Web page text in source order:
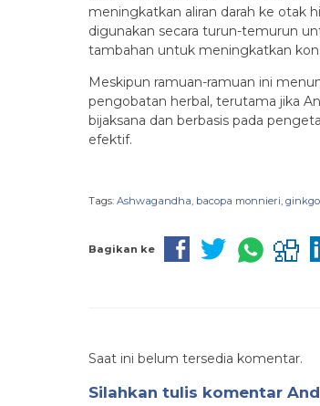
meningkatkan aliran darah ke otak
digunakan secara turun-temurun
tambahan untuk meningkatkan
Meskipun ramuan-ramuan ini
pengobatan herbal, terutama jika
bijaksana dan berbasis pada
efektif.
Tags: Ashwagandha bacopa monnieri
Bagikan ke
Saat ini belum tersedia komentar.
Silahkan tulis komentar